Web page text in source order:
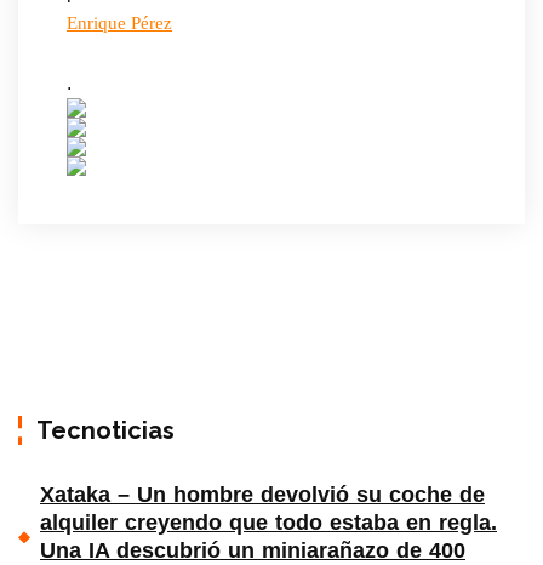
Enrique Pérez
.
Tecnoticias
Xataka – Un hombre devolvió su coche de
alquiler creyendo que todo estaba en regla.
Una IA descubrió un miniarañazo de 400